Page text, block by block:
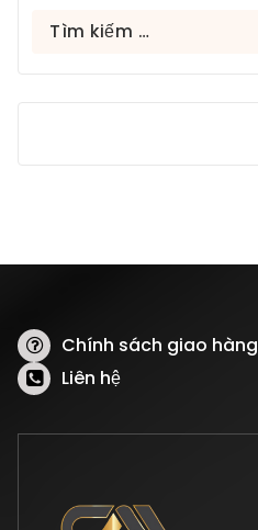
Tìm
Chính sách giao hàng
Liên hệ